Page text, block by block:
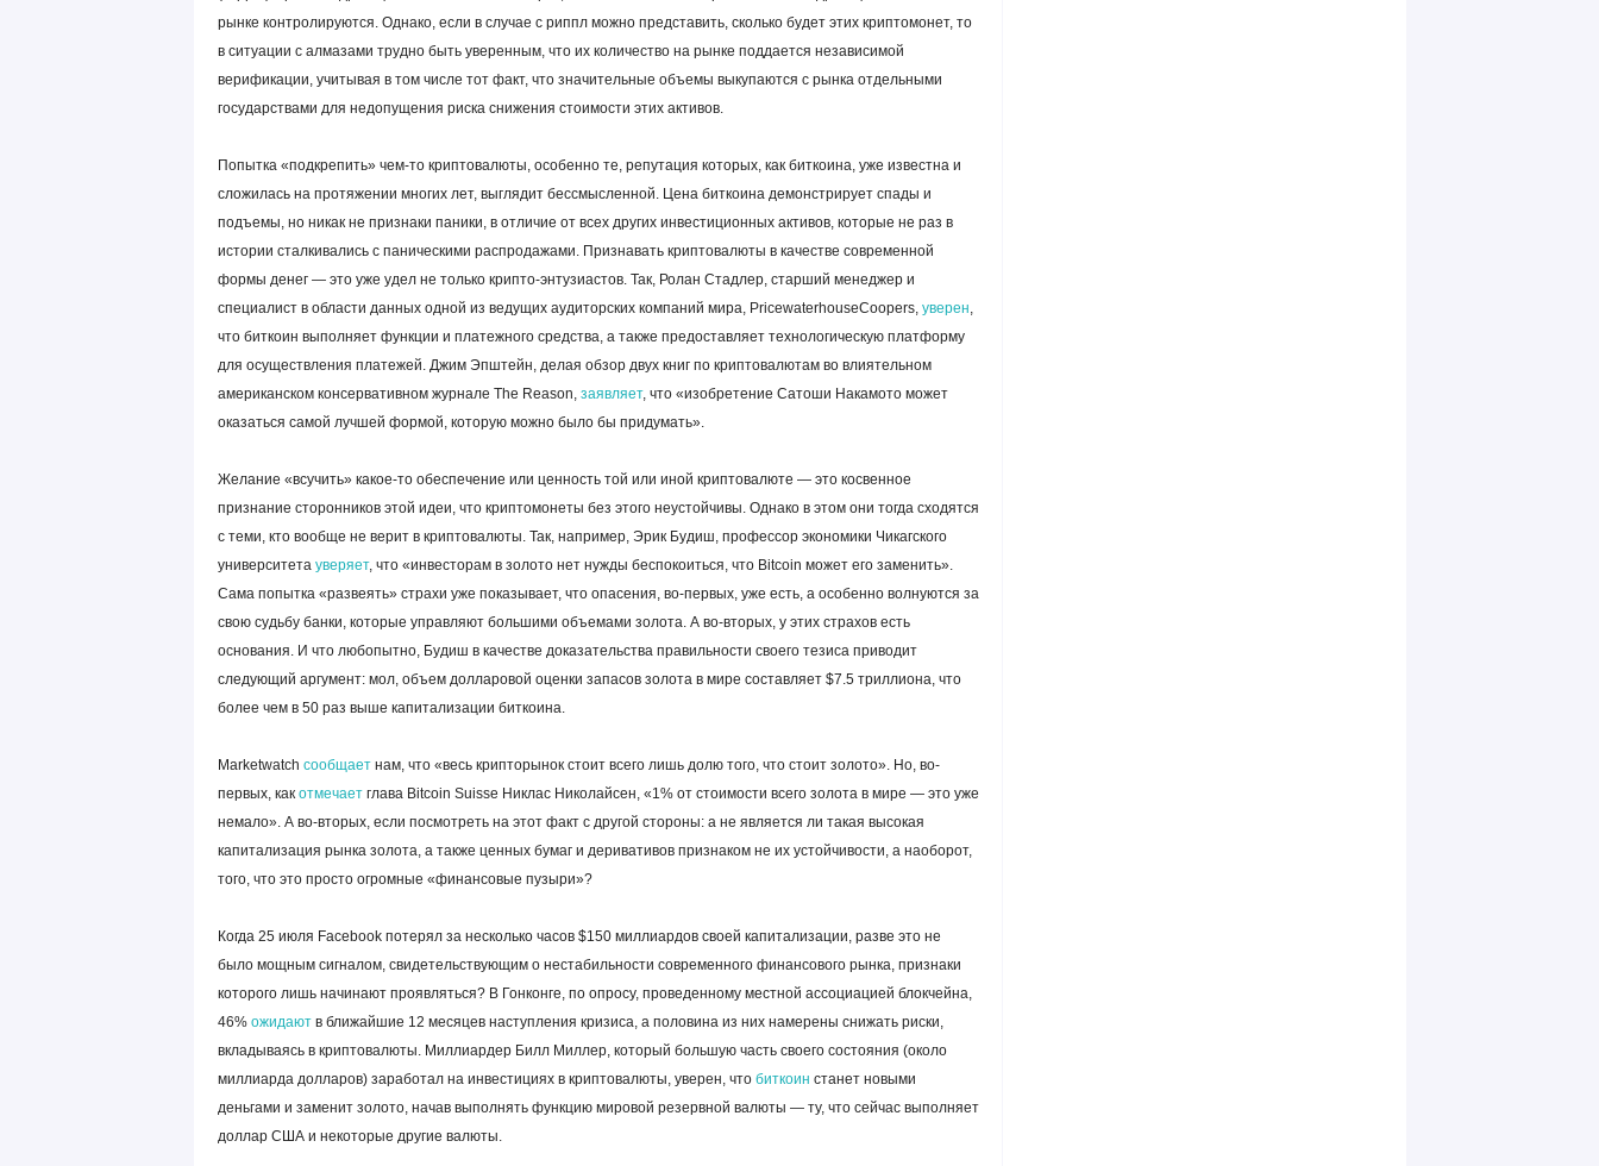
рынке контролируются. Однако, если в случае с риппл можно представить, сколько будет этих криптомонет, то
в ситуации с алмазами трудно быть уверенным, что их количество на рынке поддается независимой
верификации, учитывая в том числе тот факт, что значительные объемы выкупаются с рынка отдельными
государствами для недопущения риска снижения стоимости этих активов.
Попытка «подкрепить» чем-то криптовалюты, особенно те, репутация которых, как биткоина, уже известна и
сложилась на протяжении многих лет, выглядит бессмысленной. Цена биткоина демонстрирует спады и
подъемы, но никак не признаки паники, в отличие от всех других инвестиционных активов, которые не раз в
истории сталкивались с паническими распродажами. Признавать криптовалюты в качестве современной
формы денег — это уже удел не только крипто-энтузиастов. Так, Ролан Стадлер, старший менеджер и
специалист в области данных одной из ведущих аудиторских компаний мира, PricewaterhouseCoopers, уверен,
что биткоин выполняет функции и платежного средства, а также предоставляет технологическую платформу
для осуществления платежей. Джим Эпштейн, делая обзор двух книг по криптовалютам во влиятельном
американском консервативном журнале The Reason, заявляет, что «изобретение Сатоши Накамото может
оказаться самой лучшей формой, которую можно было бы придумать».
Желание «всучить» какое-то обеспечение или ценность той или иной криптовалюте — это косвенное
признание сторонников этой идеи, что криптомонеты без этого неустойчивы. Однако в этом они тогда сходятся
с теми, кто вообще не верит в криптовалюты. Так, например, Эрик Будиш, профессор экономики Чикагского
университета уверяет, что «инвесторам в золото нет нужды беспокоиться, что Bitcoin может его заменить».
Сама попытка «развеять» страхи уже показывает, что опасения, во-первых, уже есть, а особенно волнуются за
свою судьбу банки, которые управляют большими объемами золота. А во-вторых, у этих страхов есть
основания. И что любопытно, Будиш в качестве доказательства правильности своего тезиса приводит
следующий аргумент: мол, объем долларовой оценки запасов золота в мире составляет $7.5 триллиона, что
более чем в 50 раз выше капитализации биткоина.
Marketwatch сообщаетнам, что «весь крипторынок стоит всего лишь долю того, что стоит золото». Но, во-
первых, как отмечаетглава Bitcoin Suisse Никлас Николайсен, «1% от стоимости всего золота в мире — это уже
немало». А во-вторых, если посмотреть на этот факт с другой стороны: а не является ли такая высокая
капитализация рынка золота, а также ценных бумаг и деривативов признаком не их устойчивости, а наоборот,
того, что это просто огромные «финансовые пузыри»?
Когда 25 июля Facebook потерял за несколько часов $150 миллиардов своей капитализации, разве это не
было мощным сигналом, свидетельствующим о нестабильности современного финансового рынка, признаки
которого лишь начинают проявляться? В Гонконге, по опросу, проведенному местной ассоциацией блокчейна,
46% ожидаютв ближайшие 12 месяцев наступления кризиса, а половина из них намерены снижать риски,
вкладываясь в криптовалюты. Миллиардер Билл Миллер, который большую часть своего состояния (около
миллиарда долларов) заработал на инвестициях в криптовалюты, уверен, что биткоин станет новыми
деньгами и заменит золото, начав выполнять функцию мировой резервной валюты — ту, что сейчас выполняет
доллар США и некоторые другие валюты.